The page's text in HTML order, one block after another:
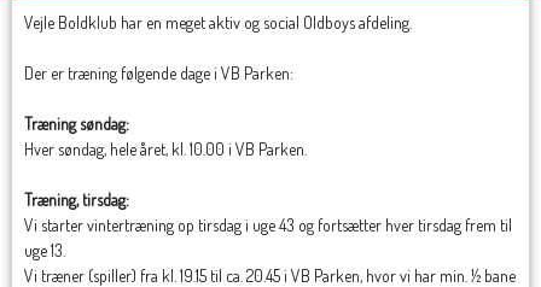
Vejle Boldklub har en meget aktiv og social Oldboys afdeling.
Der er træning følgende dage i VB Parken:
Træning søndag:
Hver søndag, hele året, kl. 10.00 i VB Parken.
Træning, tirsdag:
Vi starter vintertræning op tirsdag i uge 43 og fortsætter hver tirsdag frem til
uge 13.
Vi træner (spiller) fra kl. 19.15 til ca. 20.45 i VB Parken, hvor vi har min. ½ bane